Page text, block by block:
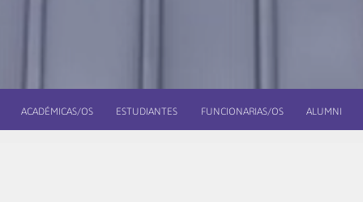
ACADÉMICAS/OS ESTUDIANTES FUNCIONARIAS/OS ALUMNI